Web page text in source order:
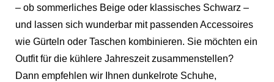
– ob sommerliches Beige oder klassisches Schwarz –
und lassen sich wunderbar mit passenden Accessoires
wie Gürteln oder Taschen kombinieren. Sie möchten ein
Outfit für die kühlere Jahreszeit zusammenstellen?
Dann empfehlen wir Ihnen dunkelrote Schuhe,